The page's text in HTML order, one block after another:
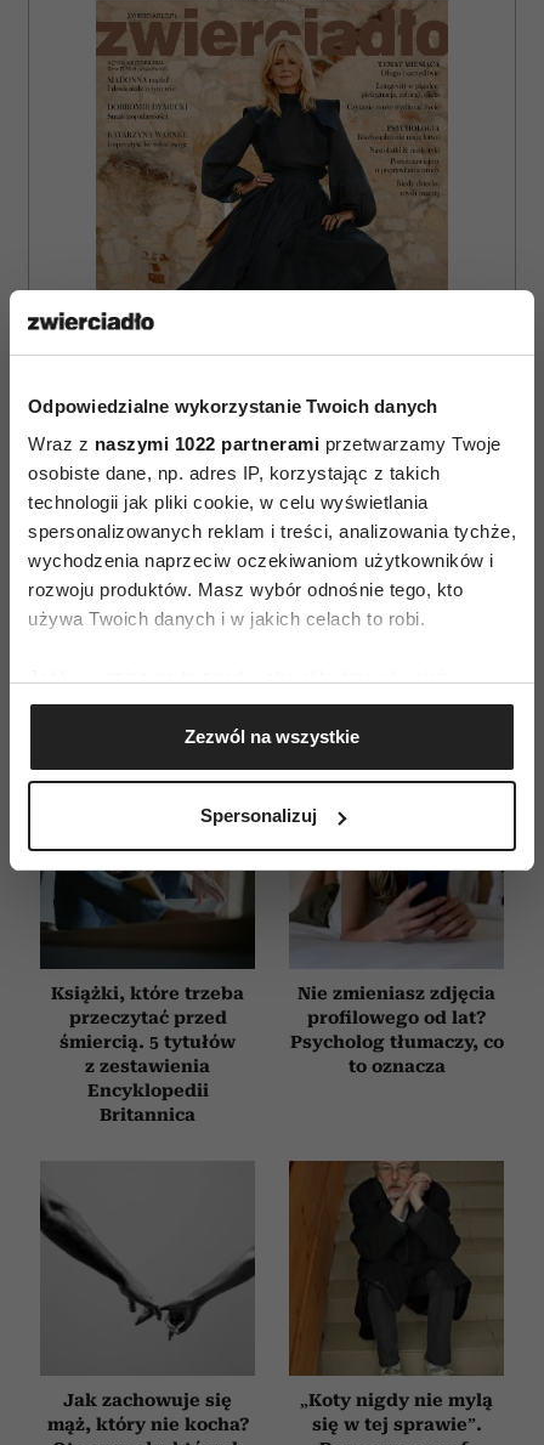
Odpowiedzialne wykorzystanie Twoich danych
Wraz z naszymi 1022 partnerami przetwarzamy Twoje
osobiste dane, np. adres IP, korzystając z takich
technologii jak pliki cookie, w celu wyświetlania
spersonalizowanych reklam i treści, analizowania tychże,
wychodzenia naprzeciw oczekiwaniom użytkowników i
rozwoju produktów. Masz wybór odnośnie tego, kto
używa Twoich danych i w jakich celach to robi.
Gromadzić dane dotyczące Twojej lokalizacji
geograficznej z dokładnością nawet do kilku metrów
Identyfikować Twoje urządzenie, aktywnie
(fingerprinting, czyli wirtualny odcisk palca)
dane są przetwarzane oraz ustaw własne preferencje w
sekcji szczegółów. W Deklaracji plików cookie możesz
zmienić lub wycofać swoją zgodę w dowolnej chwili.
Wykorzystujemy pliki cookie do spersonalizowania treści
i reklam, aby oferować funkcje społecznościowe i
analizować ruch w naszej witrynie. Informacje o tym, jak
korzystasz z naszej witryny, udostępniamy partnerom
społecznościowym, reklamowym i analitycznym.
otrzymanymi od Ciebie lub uzyskanymi podczas
korzystania z ich usług.
Zezwól na wszystkie
Spersonalizuj
ZAMÓW
WYDANIE DRUKOWANE
E-WYDANIE
Książki, które trzeba
przeczytać przed
śmiercią. 5 tytułów
z zestawienia
Encyklopedii
Britannica
Nie zmieniasz zdjęcia
profilowego od lat?
Psycholog tłumaczy, co
to oznacza
Jak zachowuje się
mąż, który nie kocha?
„Koty nigdy nie mylą
się w tej sprawie”.